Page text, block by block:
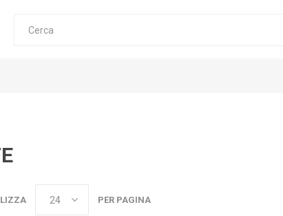
PER PAGINA